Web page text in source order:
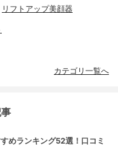
リフトアップ美顔器
カテゴリ一覧へ
めランキング52選！口コミ